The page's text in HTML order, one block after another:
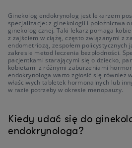
Ginekolog endokrynolog jest lekarzem
specjalizacje: z ginekologii i położnictwa
ginekologicznej. Taki lekarz pomaga
z zajściem w ciążę, często związanymi z
endometriozą, zespołem
zakresie metod leczenia bezpłodności.
pacjentkami starającymi się o dziecko,
kobietami z różnymi zaburzeniami
endokrynologa warto zgłosić się również
właściwych tabletek hormonalnych lub
w razie potrzeby w okresie menopauzy.
Kiedy udać się do
endokrynologa?